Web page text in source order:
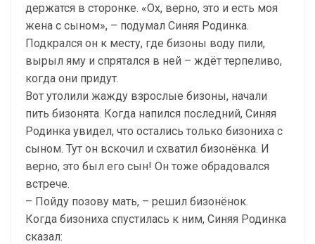
держатся в сторонке. «Ох, верно, это и есть моя
жена с сыном», – подумал Синяя Родинка.
Подкрался он к месту, где бизоны воду пили,
вырыл яму и спрятался в ней – ждёт терпеливо,
когда они придут.
Вот утолили жажду взрослые бизоны, начали
пить бизонята. Когда напился последний, Синяя
Родинка увидел, что остались только бизониха с
сыном. Тут он вскочил и схватил бизонёнка. И
верно, это был его сын! Он тоже обрадовался
встрече.
– Пойду позову мать, – решил бизонёнок.
Когда бизониха спустилась к ним, Синяя Родинка
сказал: